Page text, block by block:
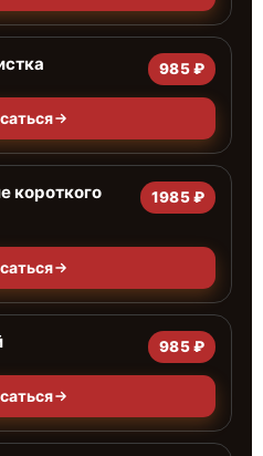
985 ₽
короткого
1985 ₽
985 ₽